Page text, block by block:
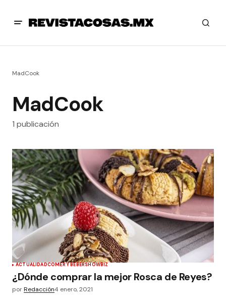
MadCook
MadCook
1 publicación
ACTUALIDADCOMER Y BEBERSHOWBIZ
¿Dónde comprar la mejor Rosca de Reyes?
porRedacción4 enero, 2021